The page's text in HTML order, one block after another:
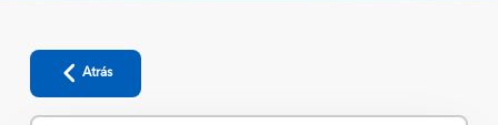
Atrás